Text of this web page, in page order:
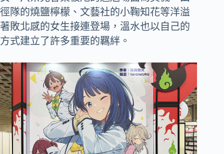
徑隊的燒鹽檸檬、文藝社的小鞠知花等洋溢
著敗北感的女生接連登場，溫水也以自己的
方式建立了許多重要的羈絆。